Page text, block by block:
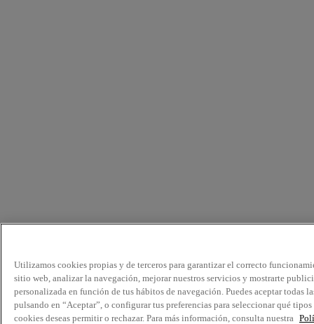
Utilizamos cookies propias y de terceros para garantizar el correcto
sitio web, analizar la navegación, mejorar nuestros servicios y mostrarte
personalizada en función de tus hábitos de navegación. Puedes aceptar todas
pulsando en “Aceptar”, o configurar tus preferencias para seleccionar qué tipos
cookies deseas permitir o rechazar. Para más información, consulta nuestra